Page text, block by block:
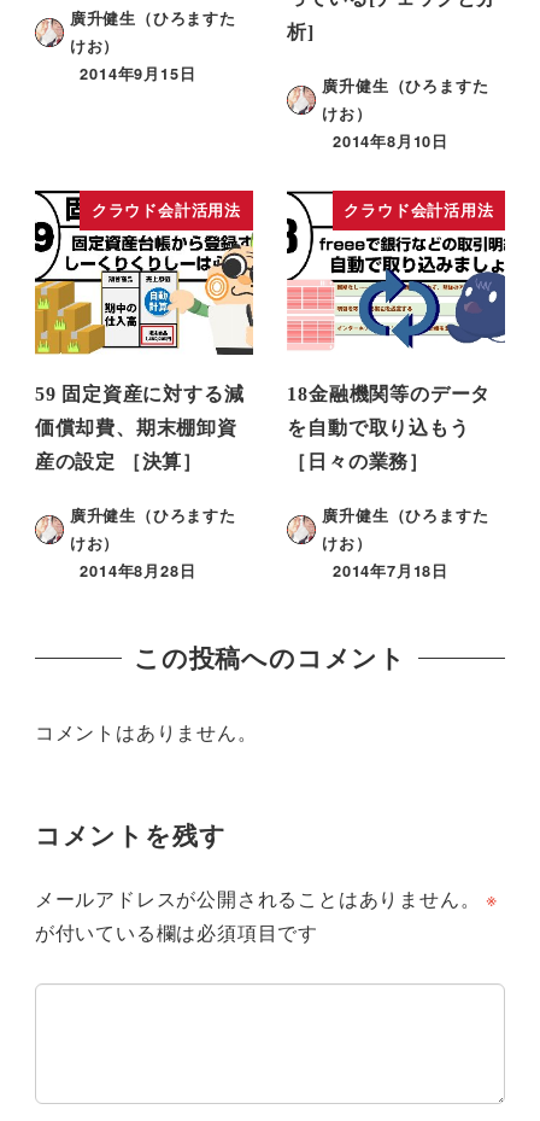
廣升健生（ひろますた
けお）
2014年9月15日
析]
廣升健生（ひろますた
けお）
2014年8月10日
クラウド会計活用法
59 固定資産に対する減
価償却費、期末棚卸資
産の設定 ［決算］
廣升健生（ひろますた
けお）
2014年8月28日
クラウド会計活用法
18金融機関等のデータ
を自動で取り込もう
［日々の業務］
廣升健生（ひろますた
けお）
2014年7月18日
この投稿へのコメント
コメントはありません。
コメントを残す
メールアドレスが公開されることはありません。
※
が付いている欄は必須項目です